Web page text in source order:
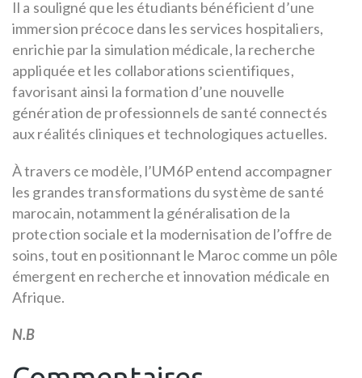
Il a souligné que les étudiants bénéficient d’une
immersion précoce dans les services hospitaliers,
enrichie par la simulation médicale, la recherche
appliquée et les collaborations scientifiques,
favorisant ainsi la formation d’une nouvelle
génération de professionnels de santé connectés
aux réalités cliniques et technologiques actuelles.
À travers ce modèle, l’UM6P entend accompagner
les grandes transformations du système de santé
marocain, notamment la généralisation de la
protection sociale et la modernisation de l’offre de
soins, tout en positionnant le Maroc comme un pôle
émergent en recherche et innovation médicale en
Afrique.
N.B